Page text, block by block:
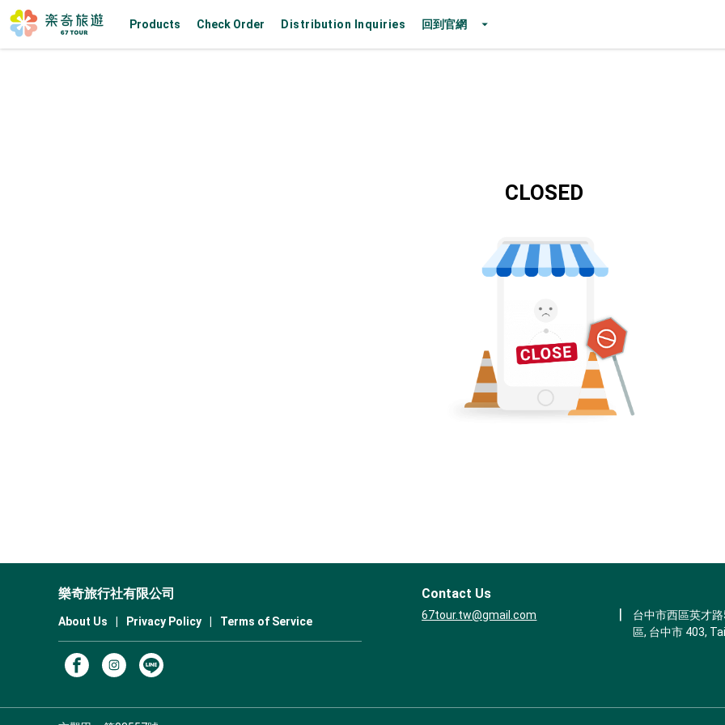
Products Check Order Distribution Inquiries 回到官網
CLOSED
樂奇旅行社有限公司
About Us Privacy Policy Terms of Service
Contact Us
67tour.tw@gmail.com |
台中市西區英才
區, 台中市 403,